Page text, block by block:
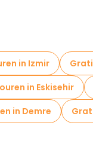
in Izmir
in Eskisehir
in Demre